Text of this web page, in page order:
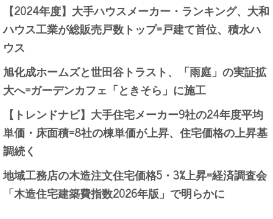
【2024年度】大手ハウスメーカー・ランキング、大和
ハウス工業が総販売戸数トップ=戸建て首位、積水ハ
ウス
旭化成ホームズと世田谷トラスト、「雨庭」の実証拡
大へ=ガーデンカフェ「ときそら」に施工
【トレンドナビ】大手住宅メーカー9社の24年度平均
単価・床面積=8社の棟単価が上昇、住宅価格の上昇基
調続く
地域工務店の木造注文住宅価格5・3%上昇=経済調査会
「木造住宅建築費指数2026年版」で明らかに